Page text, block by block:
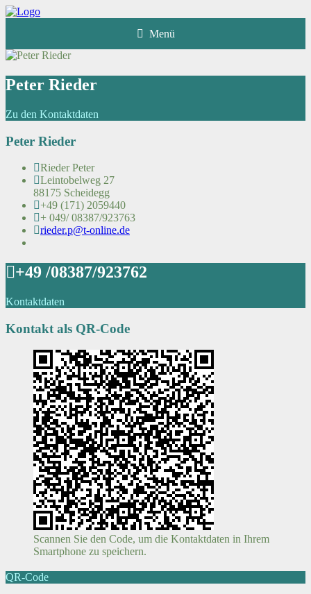
Menü
Peter Rieder
Zu den Kontaktdaten
Peter Rieder
Rieder Peter
Leintobelweg 27
88175 Scheidegg
+49 (171) 2059440
+ 049/ 08387/923763
rieder.p@t-online.de
+49 /08387/923762
Kontaktdaten
Kontakt als QR-Code
Scannen Sie den Code, um die Kontaktdaten in Ihrem
Smartphone zu speichern.
QR-Code